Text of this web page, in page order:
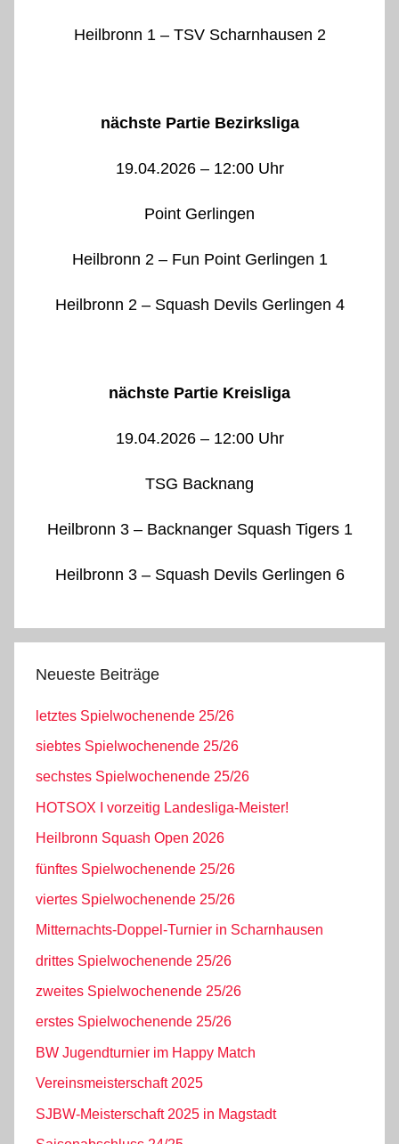
Heilbronn 1 – TSV Scharnhausen 2
nächste Partie Bezirksliga
19.04.2026 – 12:00 Uhr
Point Gerlingen
Heilbronn 2 – Fun Point Gerlingen 1
Heilbronn 2 – Squash Devils Gerlingen 4
nächste Partie Kreisliga
19.04.2026 – 12:00 Uhr
TSG Backnang
Heilbronn 3 – Backnanger Squash Tigers 1
Heilbronn 3 – Squash Devils Gerlingen 6
Neueste Beiträge
letztes Spielwochenende 25/26
siebtes Spielwochenende 25/26
sechstes Spielwochenende 25/26
HOTSOX I vorzeitig Landesliga-Meister!
Heilbronn Squash Open 2026
fünftes Spielwochenende 25/26
viertes Spielwochenende 25/26
Mitternachts-Doppel-Turnier in Scharnhausen
drittes Spielwochenende 25/26
zweites Spielwochenende 25/26
erstes Spielwochenende 25/26
BW Jugendturnier im Happy Match
Vereinsmeisterschaft 2025
SJBW-Meisterschaft 2025 in Magstadt